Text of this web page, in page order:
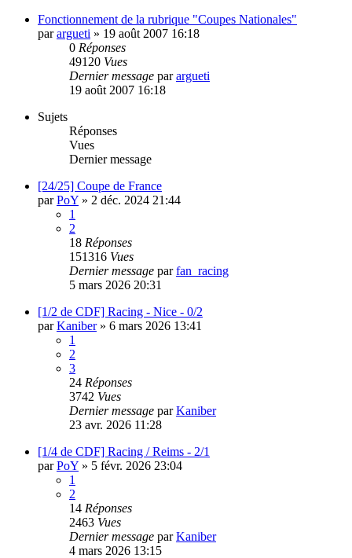
Fonctionnement de la rubrique "Coupes Nationales"
parargueti » 19 août 2007 16:18
0 Réponses
49120 Vues
Dernier message parargueti
19 août 2007 16:18
Sujets
Réponses
Vues
Dernier message
[24/25] Coupe de France
parPoY » 2 déc. 2024 21:44
1
2
18 Réponses
151316 Vues
Dernier message parfan_racing
5 mars 2026 20:31
[1/2 de CDF] Racing - Nice - 0/2
parKaniber» 6 mars 2026 13:41
1
2
3
24 Réponses
3742 Vues
Dernier message parKaniber
23 avr. 2026 11:28
[1/4 de CDF] Racing / Reims - 2/1
parPoY » 5 févr. 2026 23:04
1
2
14 Réponses
2463 Vues
Dernier message parKaniber
4 mars 2026 13:15